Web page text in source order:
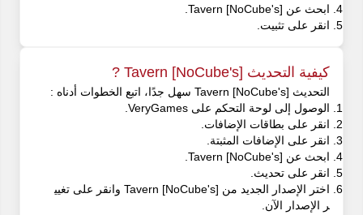
ابحث عن [NoCube's] Tavern.
انقر على تثبيت.
كيفية التحديث [NoCube's] Tavern ?
التحديث [NoCube's] Tavern سهل جدًا، اتبع الخطوات أدناه :
الوصول إلى لوحة التحكم على VeryGames.
انقر على بطاقات الإضافات.
انقر على الإضافات المثبتة.
ابحث عن [NoCube's] Tavern.
انقر على تحديث.
اختر الإصدار الجديد من [NoCube's] Tavern وانقر على تغيي
ر الإصدار الآن.